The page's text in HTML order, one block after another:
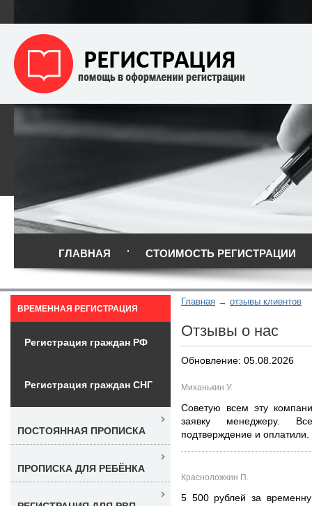
ГЛАВНАЯ СТОИМОСТЬ РЕГИСТРАЦИИ
Главная отзывы клиентов
Отзывы о нас
Обновление: 05.08.2026
Миханькин У.
Советую всем эту
заявку менеджеру.
подтверждение и
Красноложкин П.
5 500 рублей за
ВРЕМЕННАЯ РЕГИСТРАЦИЯ
Регистрация граждан РФ
Регистрация граждан СНГ
ПОСТОЯННАЯ ПРОПИСКА
ПРОПИСКА ДЛЯ РЕБЁНКА